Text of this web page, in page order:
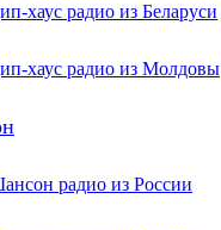
хаус радио из Беларуси
хаус радио из Молдовы
радио из России